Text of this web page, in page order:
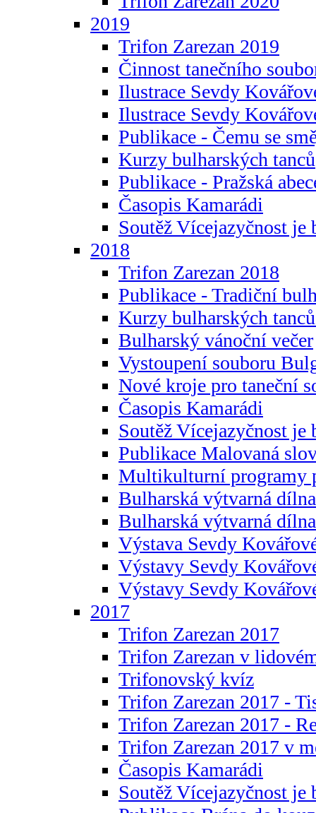
2019
Trifon Zarezan 2019
Činnost tanečního
Ilustrace Sevdy
Ilustrace Sevdy
Publikace - Čemu se
Kurzy bulharských tanců
Publikace - Pražská
Časopis Kamarádi
Soutěž Vícejazyčnost je
2018
Trifon Zarezan 2018
Publikace - Tradiční
Kurzy bulharských
Bulharský vánoční večer
Vystoupení souboru
Nové kroje pro taneční
Časopis Kamarádi
Soutěž Vícejazyčnost je
Publikace Malovaná
Multikulturní programy
Bulharská výtvarná
Bulharská výtvarná
Výstava Sevdy
Výstavy Sevdy
Výstavy Sevdy
2017
Trifon Zarezan 2017
Trifon Zarezan v
Trifonovský kvíz
Trifon Zarezan 2017 -
Trifon Zarezan 2017 -
Trifon Zarezan 2017 v
Časopis Kamarádi
Soutěž Vícejazyčnost je